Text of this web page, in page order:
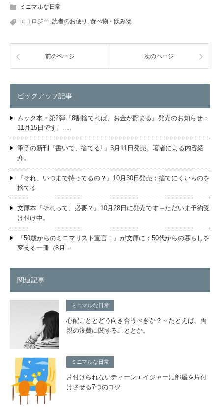
ミニマルな日常
エコロジー, 読者のお便り , 食べ物・飲み物
前のページ 次のページ
ピックアップ記事
ムック本・第2弾『8割捨てれば、お金が貯まる』発売のお知らせ：
11月15日です。…
筆子の新刊『書いて、捨てる! 』3月11日発売。著者による内容紹
介。
『それ、いつまで持ってるの？』10月30日発売：捨てにくいものを
捨てる
文庫本『それって、必要？』10月28日に発売です～ただいま予約受
け付け中。
『50歳からのミニマリスト宣言！』が文庫に：50代からの暮らしを
変える一冊（8月…
関連記事
ミニマルな日常
心配ごととどう向き合うべきか？～たとえば、両
親の浪費に関することとか。
ミニマルな日常
片付けられないティーンエイジャーに部屋を片付
けさせる7つのコツ